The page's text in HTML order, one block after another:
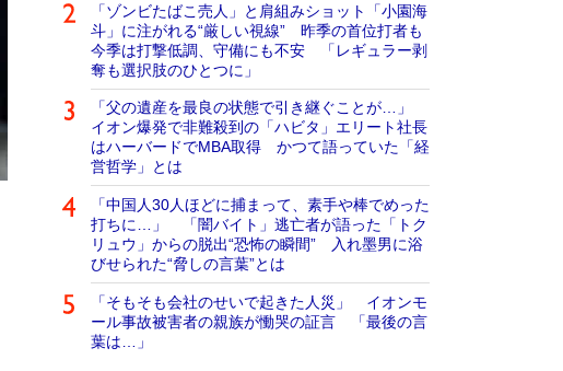
「ゾンビたばこ売人」と肩組みショット「小園海
斗」に注がれる“厳しい視線” 昨季の首位打者も
今季は打撃低調、守備にも不安 「レギュラー剥
奪も選択肢のひとつに」
「父の遺産を最良の状態で引き継ぐことが…」
イオン爆発で非難殺到の「ハビタ」エリート社長
はハーバードでMBA取得 かつて語っていた「経
営哲学」とは
「中国人30人ほどに捕まって、素手や棒でめった
打ちに…」 「闇バイト」逃亡者が語った「トク
リュウ」からの脱出“恐怖の瞬間” 入れ墨男に浴
びせられた“脅しの言葉”とは
「そもそも会社のせいで起きた人災」 イオンモ
ール事故被害者の親族が慟哭の証言 「最後の言
葉は…」